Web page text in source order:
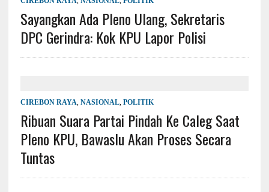
Sayangkan Ada Pleno Ulang, Sekretaris
DPC Gerindra: Kok KPU Lapor Polisi
CIREBON RAYA NASIONAL, POLITIK
Ribuan Suara Partai Pindah Ke Caleg Saat
Pleno KPU, Bawaslu Akan Proses Secara
Tuntas